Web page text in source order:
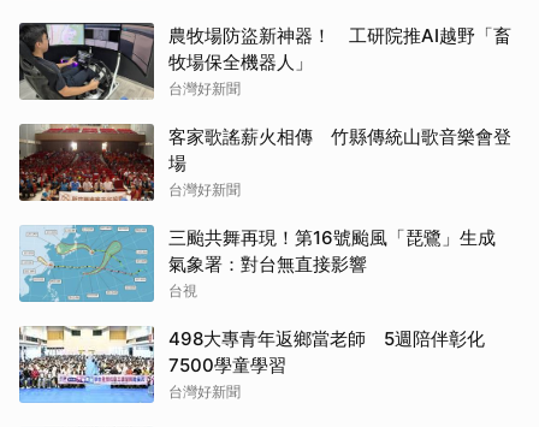
農牧場防盜新神器！ 工研院推AI越野「畜
牧場保全機器人」
台灣好新聞
客家歌謠薪火相傳 竹縣傳統山歌音樂會登
場
台灣好新聞
三颱共舞再現！第16號颱風「琵鷺」生成
氣象署：對台無直接影響
台視
498大專青年返鄉當老師 5週陪伴彰化
7500學童學習
台灣好新聞